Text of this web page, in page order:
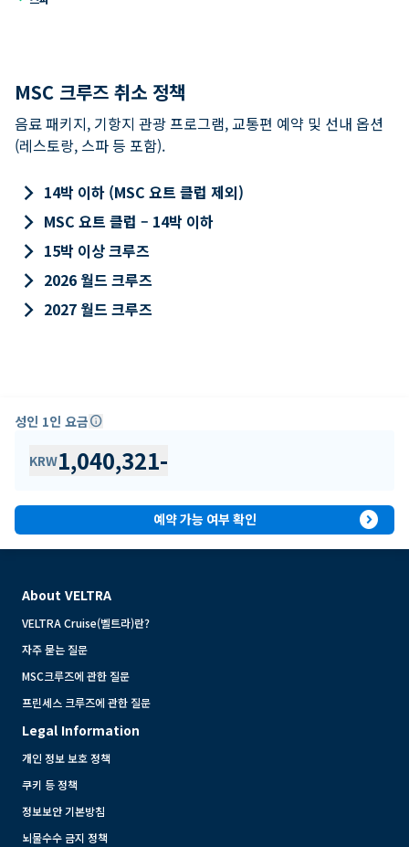
MSC 크루즈 취소 정책
음료 패키지, 기항지 관광 프로그램, 교통편 예약 및 선내 옵션
(레스토랑, 스파 등 포함).
keyboard_arrow_right 14박 이하 (MSC 요트 클럽 제외)
keyboard_arrow_right MSC 요트 클럽 – 14박 이하
keyboard_arrow_right 15박 이상 크루즈
keyboard_arrow_right 2026 월드 크루즈
keyboard_arrow_right 2027 월드 크루즈
성인 1인 요금info
KRW1,040,321-
예약 가능 여부 확인 expand_circle_right
About VELTRA
VELTRA Cruise(벨트라)란?
자주 묻는 질문
MSC크루즈에 관한 질문
프린세스 크루즈에 관한 질문
Legal Information
개인 정보 보호 정책
쿠키 등 정책
정보보안 기본방침
뇌물수수 금지 정책